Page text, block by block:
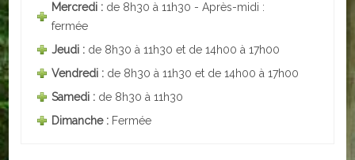
Arrêtes en cours
ACTUALITÉS
ECOLES
Mercredi : de 8h30 à 11h30 - Après-midi :
fermée
Jeudi : de 8h30 à 11h30 et de 14h00 à 17h00
Vendredi : de 8h30 à 11h30 et de 14h00 à 17h00
Samedi : de 8h30 à 11h30
Dimanche : Fermée